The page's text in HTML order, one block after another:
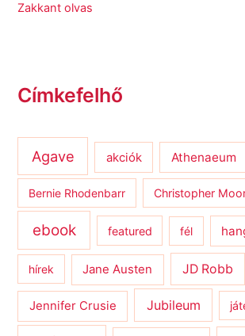
Zakkant olvas
Címkefelhő
Agave akciók Athenaeum
Bernie Rhodenbarr Christopher
ebook featured fél
hírek Jane Austen JD Robb
Jennifer Crusie Jubileum